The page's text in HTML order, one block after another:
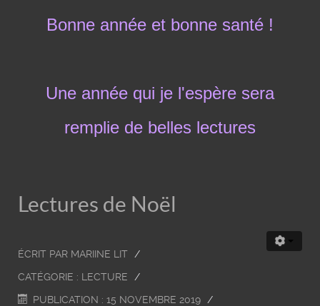
Bonne année et bonne santé !
Une année qui je l'espère sera
remplie de belles lectures
Lectures de Noël
ÉCRIT PAR MARIINE LIT
CATÉGORIE : LECTURE
PUBLICATION : 15 NOVEMBRE 2019